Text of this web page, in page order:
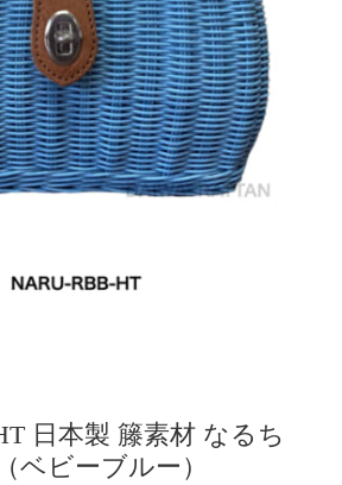
日本製 籐素材 なるち
ベビーブルー）